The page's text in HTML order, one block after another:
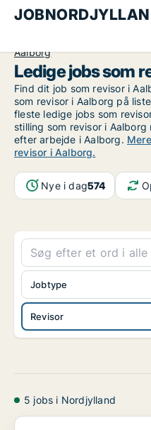
Aalborg
Ledige jobs som
Find dit job som revisor i
som revisor i Aalborg på
fleste ledige jobs som
stilling som revisor i
efter arbejde i Aalborg.
revisor i Aalborg.
Nye i dag574
Revisor
Jobtype
5 jobs i Nordjylland
Revisortrainee i Agillix 2027